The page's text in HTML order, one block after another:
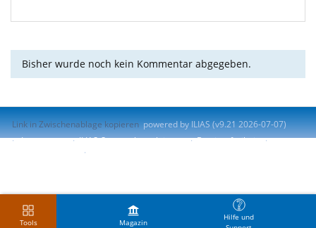
Tools Magazin
Hilfe und
Bisher wurde noch kein Kommentar abgegeben.
Link in Zwischenablage kopieren powered by ILIAS (v9.21 2026-07-07)
Impressum
ILIAS-Support kontaktieren
Barrierefreiheit